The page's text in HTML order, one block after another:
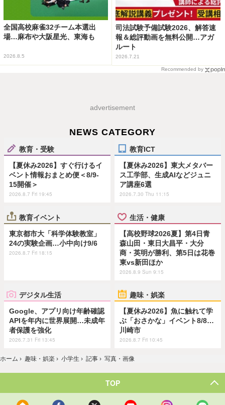
全国高校麻雀32チーム本選出
場…麻布や大阪星光、東海も
2026.8.5
司法試験予備試験2026、解答速
報＆総評動画を無料公開…アガ
ルート
2026.7.21
Recommended by
advertisement
NEWS CATEGORY
教育・受験
【夏休み2026】すぐ行けるイ
ベント情報おまとめ便＜8/9-
15開催＞
2026.8.7 Fri 19:45
教育ICT
【夏休み2026】東大メタバー
ス工学部、生成AIなどジュニ
ア講座6選
2026.7.30 Thu 11:15
教育イベント
東京都市大「科学体験教室」
24の実験企画…小中向け9/6
2026.8.7 Fri 18:15
生活・健康
【高校野球2026夏】第4日青
森山田・東日大昌平・大分
商・英明が勝利、第5日は花巻
東vs新田ほか
2026.8.9 Sun 9:15
デジタル生活
Google、アプリ向け年齢確認
APIを年内に世界展開…未成年
者保護を強化
2026.7.31 Fri 13:45
趣味・娯楽
【夏休み2026】魚に触れて学
ぶ「おさかな」イベント8/8…
川崎市
2026.8.7 Fri 10:45
ホーム › 趣味・娯楽 › 小学生 › 記事 › 写真・画像
TOP